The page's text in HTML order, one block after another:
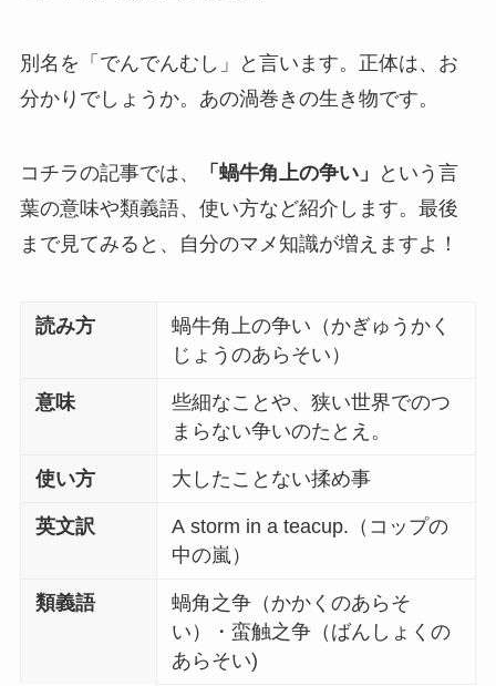
別名を「でんでんむし」と言います。正体は、お
分かりでしょうか。あの渦巻きの生き物です。
コチラの記事では、 「蝸牛角上の争い」
という言
葉の意味や類義語、使い方など紹介します。最後
まで見てみると、自分のマメ知識が増えますよ！
読み方
蝸牛角上の争い（かぎゅうかく
じょうのあらそい）
意味
些細なことや、狭い世界でのつ
まらない争いのたとえ。
使い方 大したことない揉め事
英文訳
A storm in a teacup.（コップの
中の嵐）
類義語
蝸角之争（かかくのあらそ
い）・蛮触之争（ばんしょくの
あらそい)